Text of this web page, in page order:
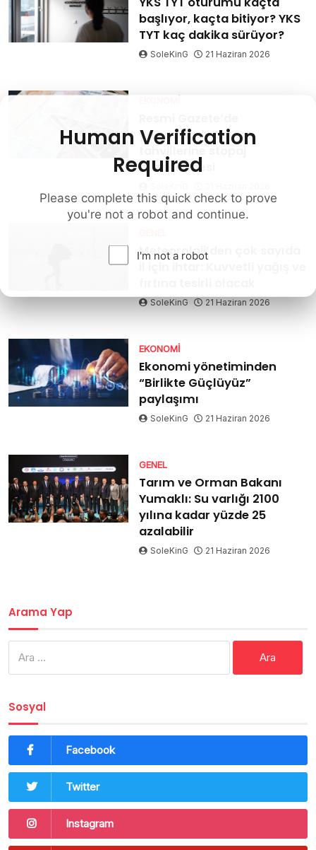
başlıyor, kaçta bitiyor? YKS
TYT kaç dakika sürüyor?
SoleKinG 21 Haziran 2026
yayımlandı: Devlet
düzenlemesi
Meteoroloji’den çok sayıda
SoleKinG 21 Haziran 2026
EKONOMI
Ekonomi yönetiminden
“Birlikte Güçlüyüz”
paylaşımı
SoleKinG 21 Haziran 2026
GENEL
Tarım ve Orman Bakanı
Yumaklı: Su varlığı 2100
yılına kadar yüzde 25
azalabilir
SoleKinG 21 Haziran 2026
Arama Yap
Sosyal
Facebook
Twitter
Instagram
Human Verification
Required
Please complete this quick check to prove
you're not a robot and continue.
I'm not a robot